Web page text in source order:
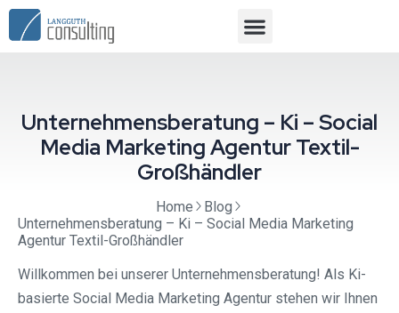
Unternehmensberatung – Ki – Social
Media Marketing Agentur Textil-
Großhändler
Home
Blog
Unternehmensberatung – Ki – Social Media Marketing
Agentur Textil-Großhändler
Willkommen bei unserer Unternehmensberatung! Als Ki-
basierte Social Media Marketing Agentur stehen wir Ihnen